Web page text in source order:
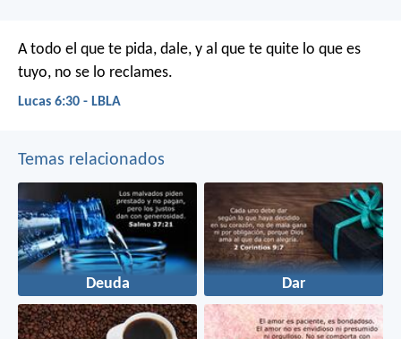
A todo el que te pida, dale, y al que te quite lo que es
tuyo, no se lo reclames.
Lucas 6:30 - LBLA
Temas relacionados
Deuda Dar